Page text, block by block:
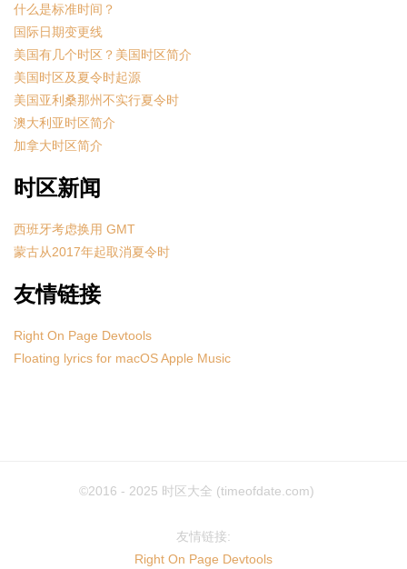
什么是标准时间？
国际日期变更线
美国有几个时区？美国时区简介
美国时区及夏令时起源
美国亚利桑那州不实行夏令时
澳大利亚时区简介
加拿大时区简介
时区新闻
西班牙考虑换用 GMT
蒙古从2017年起取消夏令时
友情链接
Right On Page Devtools
Floating lyrics for macOS Apple Music
©2016 - 2025 时区大全 (timeofdate.com)
友情链接:
Right On Page Devtools